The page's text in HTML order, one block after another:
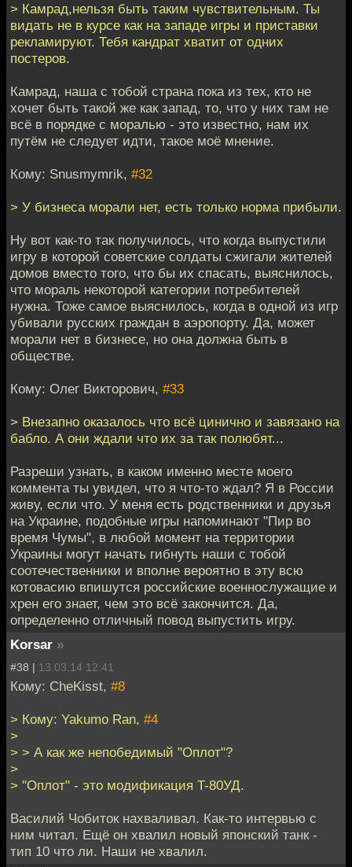
> Камрад,нельзя быть таким чувствительным. Ты
видать не в курсе как на западе игры и приставки
рекламируют. Тебя кандрат хватит от одних
постеров.
Камрад, наша с тобой страна пока из тех, кто не
хочет быть такой же как запад, то, что у них там не
всё в порядке с моралью - это известно, нам их
путём не следует идти, такое моё мнение.
Кому: Snusmymrik, #32
> У бизнеса морали нет, есть только норма прибыли.
Ну вот как-то так получилось, что когда выпустили
игру в которой советские солдаты сжигали жителей
домов вместо того, что бы их спасать, выяснилось,
что мораль некоторой категории потребителей
нужна. Тоже самое выяснилось, когда в одной из игр
убивали русских граждан в аэропорту. Да, может
морали нет в бизнесе, но она должна быть в
обществе.
Кому: Олег Викторович, #33
> Внезапно оказалось что всё цинично и завязано на
бабло. А они ждали что их за так полюбят...
Разреши узнать, в каком именно месте моего
коммента ты увидел, что я что-то ждал? Я в России
живу, если что. У меня есть родственники и друзья
на Украине, подобные игры напоминают "Пир во
время Чумы", в любой момент на территории
Украины могут начать гибнуть наши с тобой
соотечественники и вполне вероятно в эту всю
котовасию впишутся российские военнослужащие и
хрен его знает, чем это всё закончится. Да,
определенно отличный повод выпустить игру.
Korsar »
#38 | 13.03.14 12:41
Кому: CheKisst, #8
> Кому: Yakumo Ran, #4
>
> > А как же непобедимый "Оплот"?
>
> "Оплот" - это модификация T-80УД.
Василий Чобиток нахваливал. Как-то интервью с
ним читал. Ещё он хвалил новый японский танк -
тип 10 что ли. Наши не хвалил.